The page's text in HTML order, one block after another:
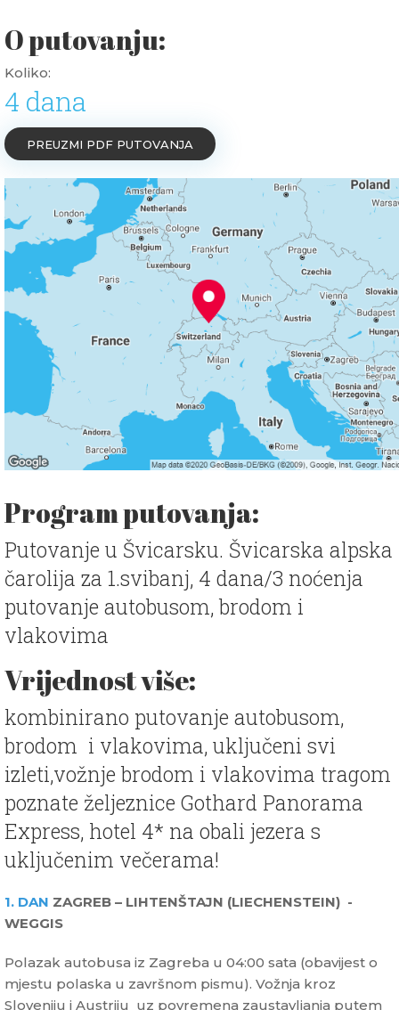
O putovanju:
Koliko:
4 dana
PREUZMI PDF PUTOVANJA
Program putovanja:
Putovanje u Švicarsku. Švicarska alpska
čarolija za 1.svibanj, 4 dana/3 noćenja
putovanje autobusom, brodom i
vlakovima
Vrijednost više:
kombinirano putovanje autobusom,
brodom i vlakovima, uključeni svi
izleti,vožnje brodom i vlakovima tragom
poznate željeznice Gothard Panorama
Express, hotel 4* na obali jezera s
uključenim večerama!
1. DAN ZAGREB – LIHTENŠTAJN (LIECHENSTEIN) -
WEGGIS
Polazak autobusa iz Zagreba u 04:00 sata (obavijest o
mjestu polaska u završnom pismu). Vožnja kroz
Sloveniju i Austriju uz povremena zaustavljanja putem